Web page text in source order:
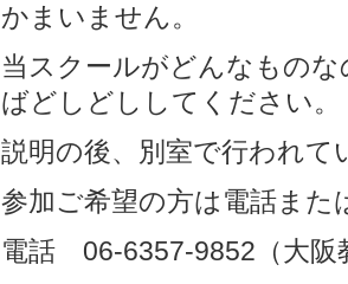
かまいません。
当スクールがどんなもの
ばどしどししてください。
説明の後、別室で行われ
参加ご希望の方は電話ま
電話 06-6357-9852（大阪